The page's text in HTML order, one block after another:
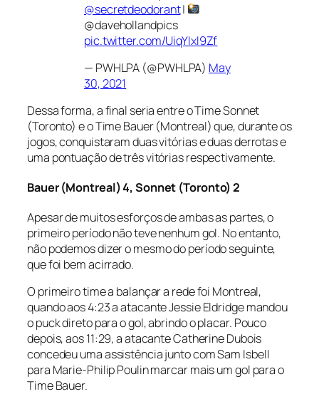
@secretdeodorant|
@davehollandpics
pic.twitter.com/UiqYIxI9Zf
— PWHLPA (@PWHLPA) May
30, 2021
Dessa forma, a final seria entre o Time Sonnet
(Toronto) e o Time Bauer (Montreal) que, durante os
jogos, conquistaram duas vitórias e duas derrotas e
uma pontuação de três vitórias respectivamente.
Bauer (Montreal) 4, Sonnet (Toronto) 2
Apesar de muitos esforços de ambas as partes, o
primeiro período não teve nenhum gol. No entanto,
não podemos dizer o mesmo do período seguinte,
que foi bem acirrado.
O primeiro time a balançar a rede foi Montreal,
quando aos 4:23 a atacante Jessie Eldridge mandou
opuckdireto para o gol, abrindo o placar. Pouco
depois, aos 11:29, a atacante Catherine Dubois
concedeu uma assistência junto com Sam Isbell
para Marie-Philip Poulin marcar mais um gol para o
Time Bauer.